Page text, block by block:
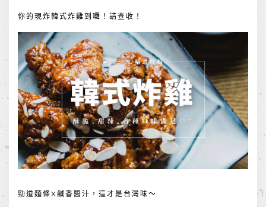
你的現炸韓式炸雞到囉！請查收！
勁道麵條X鹹香醬汁，這才是台灣味～